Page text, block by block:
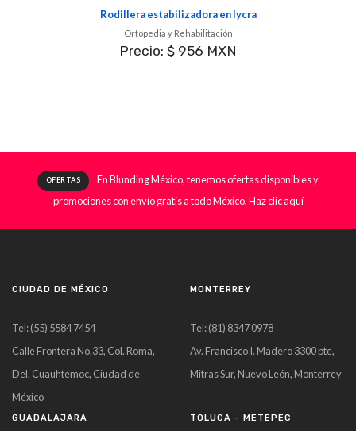
Rodillera estabilizadora en lycra
Ortopedia y Rehabilitación
Precio: $ 956 MXN
OFERTAS
En Blunding México, tenemos ofertas disponibles y
promociones con envío gratis a todo México, Haz clicaquí
CIUDAD DE MÉXICO
Tel: (55) 5584 7454
Calle Frontera No.33, Col. Roma,
Del. Cuauhtémoc, Ciudad de
México
MONTERREY
Tel: (81) 8347 0978
Av. Francisco I. Madero 3300 pte,
Mitras Sur, Nuevo León, Monterrey
GUADALAJARA TOLUCA - METEPEC